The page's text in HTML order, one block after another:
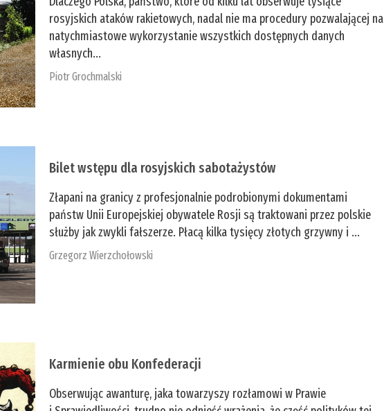
rosyjskich ataków rakietowych, nadal nie ma procedury pozwalającej na
natychmiastowe wykorzystanie wszystkich dostępnych danych
własnych...
Piotr Grochmalski
Bilet wstępu dla rosyjskich sabotażystów
Złapani na granicy z profesjonalnie podrobionymi dokumentami
państw Unii Europejskiej obywatele Rosji są traktowani przez polskie
służby jak zwykli fałszerze. Płacą kilka tysięcy złotych grzywny i ...
Grzegorz Wierzchołowski
Karmienie obu Konfederacji
Obserwując awanturę, jaka towarzyszy rozłamowi w Prawie